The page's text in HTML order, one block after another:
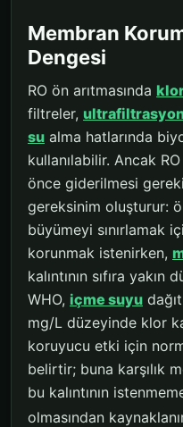
Membran
Dengesi
RO ön arıtmasında
filtreler,
su alma hatlarında
kullanılabilir. Ancak
önce giderilmesi
gereksinim oluşturur:
büyümeyi sınırlamak
korunmak istenirken,
kalıntının sıfıra
WHO, içme suyu
mg/L düzeyinde klor
koruyucu etki için
belirtir; buna karşılık
bu kalıntının
olmasından